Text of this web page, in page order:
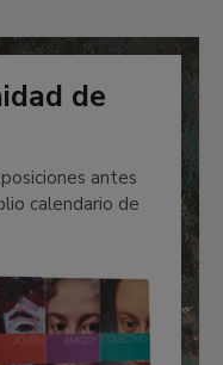
de
antes
calendario de